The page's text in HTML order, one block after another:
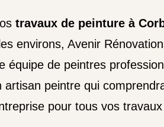
travaux de peinture à
environs, Avenir
équipe de peintres
artisan peintre qui
pour tous vos